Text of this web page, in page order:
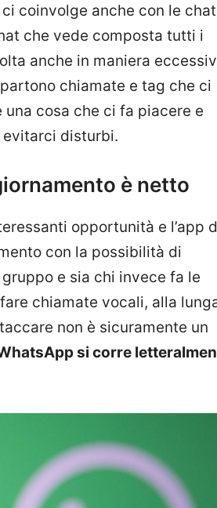
ci coinvolge anche con le
che vede composta tutti i
anche in maniera
chiamate e tag che ci
una cosa che ci fa piacere e
evitarci disturbi.
è netto
opportunità e l’app
con la possibilità di
e sia chi invece fa le
chiamate vocali, alla
non è sicuramente un
si corre